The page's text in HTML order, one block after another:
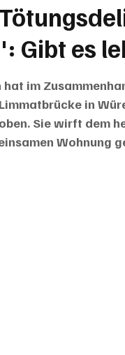
Gibt es
im
in
Sie wirft dem
Wohnung